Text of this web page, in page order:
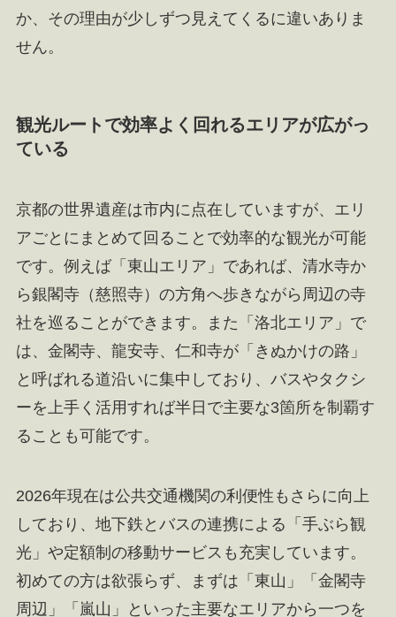
か、その理由が少しずつ見えてくるに違いありま
せん。
観光ルートで効率よく回れるエリアが広がっ
ている
京都の世界遺産は市内に点在していますが、エリ
アごとにまとめて回ることで効率的な観光が可能
です。例えば「東山エリア」であれば、清水寺か
ら銀閣寺（慈照寺）の方角へ歩きながら周辺の寺
社を巡ることができます。また「洛北エリア」で
は、金閣寺、龍安寺、仁和寺が「きぬかけの路」
と呼ばれる道沿いに集中しており、バスやタクシ
ーを上手く活用すれば半日で主要な3箇所を制覇す
ることも可能です。
2026年現在は公共交通機関の利便性もさらに向上
しており、地下鉄とバスの連携による「手ぶら観
光」や定額制の移動サービスも充実しています。
初めての方は欲張らず、まずは「東山」「金閣寺
周辺」「嵐山」といった主要なエリアから一つを